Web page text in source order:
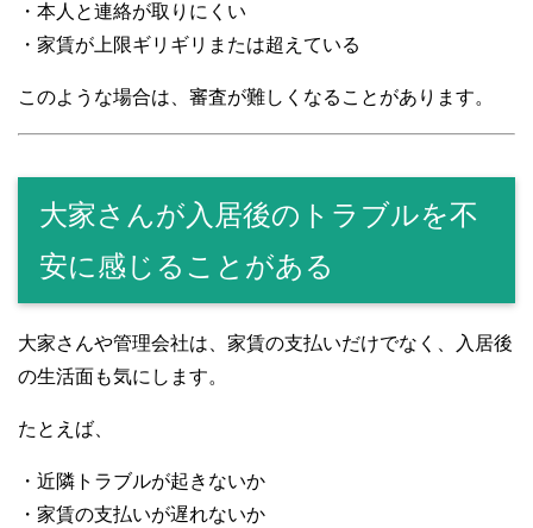
・本人と連絡が取りにくい
・家賃が上限ギリギリまたは超えている
このような場合は、審査が難しくなることがあります。
大家さんが入居後のトラブルを不
安に感じることがある
大家さんや管理会社は、家賃の支払いだけでなく、入居後
の生活面も気にします。
たとえば、
・近隣トラブルが起きないか
・家賃の支払いが遅れないか